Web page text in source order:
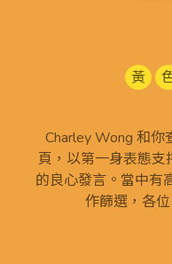
黃
Charley Wong 和
頁，以第一身表態
的良心發言。當中有
作篩選，各